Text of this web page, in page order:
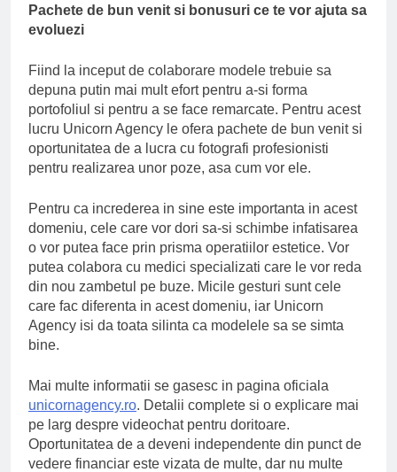
Pachete de bun venit si bonusuri ce te vor ajuta sa
evoluezi
Fiind la inceput de colaborare modele trebuie sa
depuna putin mai mult efort pentru a-si forma
portofoliul si pentru a se face remarcate. Pentru acest
lucru Unicorn Agency le ofera pachete de bun venit si
oportunitatea de a lucra cu fotografi profesionisti
pentru realizarea unor poze, asa cum vor ele.
Pentru ca increderea in sine este importanta in acest
domeniu, cele care vor dori sa-si schimbe infatisarea
o vor putea face prin prisma operatiilor estetice. Vor
putea colabora cu medici specializati care le vor reda
din nou zambetul pe buze. Micile gesturi sunt cele
care fac diferenta in acest domeniu, iar Unicorn
Agency isi da toata silinta ca modelele sa se simta
bine.
Mai multe informatii se gasesc in pagina oficiala
unicornagency.ro. Detalii complete si o explicare mai
pe larg despre videochat pentru doritoare.
Oportunitatea de a deveni independente din punct de
vedere financiar este vizata de multe, dar nu multe